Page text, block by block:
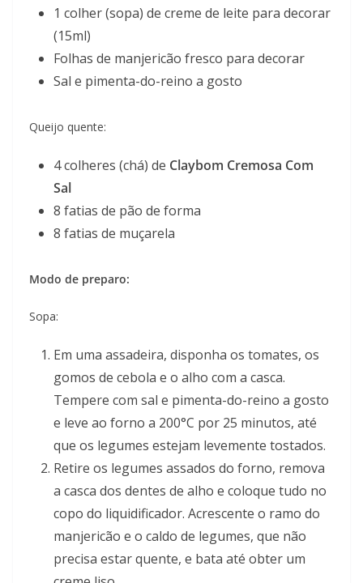
1 colher (sopa) de creme de leite para decorar
(15ml)
Folhas de manjericão fresco para decorar
Sal e pimenta-do-reino a gosto
Queijo quente:
4 colheres (chá) de Claybom Cremosa Com
Sal
8 fatias de pão de forma
8 fatias de muçarela
Modo de preparo:
Sopa:
Em uma assadeira, disponha os tomates, os
gomos de cebola e o alho com a casca.
Tempere com sal e pimenta-do-reino a gosto
e leve ao forno a 200°C por 25 minutos, até
que os legumes estejam levemente tostados.
Retire os legumes assados do forno, remova
a casca dos dentes de alho e coloque tudo no
copo do liquidificador. Acrescente o ramo do
manjericão e o caldo de legumes, que não
precisa estar quente, e bata até obter um